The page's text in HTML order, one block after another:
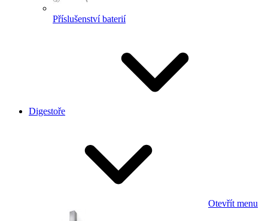
Příslušenství baterií
Digestoře
Otevřít menu